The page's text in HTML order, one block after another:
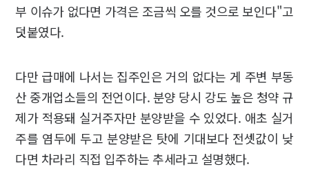
부 이슈가 없다면 가격은 조금씩 오를 것으로 보인다"고
덧붙였다.
다만 급매에 나서는 집주인은 거의 없다는 게 주변 부동
산 중개업소들의 전언이다. 분양 당시 강도 높은 청약 규
제가 적용돼 실거주자만 분양받을 수 있었다. 애초 실거
주를 염두에 두고 분양받은 탓에 기대보다 전셋값이 낮
다면 차라리 직접 입주하는 추세라고 설명했다.